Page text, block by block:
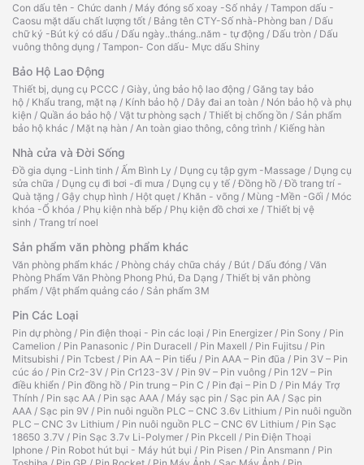
Con dấu tên - Chức danh / Máy đóng số xoay -Số nhảy / Tampon dấu -
Caosu mặt dấu chất lượng tốt / Bảng tên CTY-Số nhà-Phòng ban / Dấu
chữ ký -Bút ký có dấu / Dấu ngày..tháng..năm - tự động / Dấu tròn / Dấu
vuông thông dụng / Tampon- Con dấu- Mực dấu Shiny
Bảo Hộ Lao Động
Thiết bị, dụng cụ PCCC / Giày, ủng bảo hộ lao động / Găng tay bảo
hộ / Khẩu trang, mặt nạ / Kính bảo hộ / Dây đai an toàn / Nón bảo hộ và phụ
kiện / Quần áo bảo hộ / Vật tư phòng sạch / Thiết bị chống ồn / Sản phẩm
bảo hộ khác / Mặt nạ hàn / An toàn giao thông, công trình / Kiếng hàn
Nhà cửa và Đời Sống
Đồ gia dụng -Linh tinh / Ấm Bình Ly / Dụng cụ tập gym -Massage / Dụng cụ
sửa chữa / Dụng cụ đi bơi -đi mưa / Dụng cụ y tế /Đồng hồ /Đồ trang trí -
Quà tặng / Gậy chụp hình / Hột quẹt / Khăn - võng / Mùng -Mền -Gối / Móc
khóa -Ổ khóa / Phụ kiện nhà bếp / Phụ kiện đồ chơi xe / Thiết bị vệ
sinh / Trang trí noel
Sản phẩm văn phòng phẩm khác
Văn phòng phẩm khác / Phòng cháy chữa cháy / Bút / Dấu đóng / Văn
Phòng Phẩm Văn Phòng Phong Phú, Đa Dạng / Thiết bị văn phòng
phẩm / Vật phẩm quảng cáo / Sản phẩm 3M
Pin Các Loại
Pin dự phòng / Pin điện thoại - Pin các loại / Pin Energizer / Pin Sony / Pin
Camelion / Pin Panasonic / Pin Duracell / Pin Maxell / Pin Fujitsu / Pin
Mitsubishi / Pin Tcbest / Pin AA – Pin tiểu / Pin AAA – Pin đũa / Pin 3V – Pin
cúc áo / Pin Cr2-3V / Pin Cr123-3V / Pin 9V – Pin vuông / Pin 12V – Pin
điều khiển / Pin đồng hồ / Pin trung – Pin C / Pin đại – Pin D / Pin Máy Trợ
Thính / Pin sạc AA / Pin sạc AAA / Máy sạc pin / Sạc pin AA / Sạc pin
AAA / Sạc pin 9V / Pin nuôi nguồn PLC – CNC 3.6v Lithium / Pin nuôi nguồn
PLC – CNC 3v Lithium / Pin nuôi nguồn PLC – CNC 6V Lithium / Pin Sạc
18650 3.7V / Pin Sạc 3.7v Li-Polymer / Pin Pkcell / Pin Điện Thoại
Iphone / Pin Robot hút bụi - Máy hút bụi / Pin Pisen / Pin Ansmann / Pin
Toshiba / Pin GP / Pin Rocket / Pin Máy Ảnh / Sạc Máy Ảnh / Pin